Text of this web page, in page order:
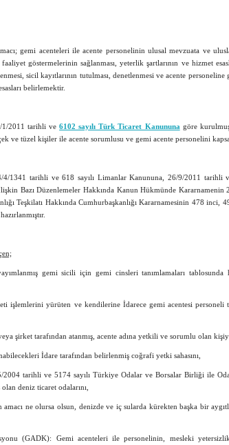
gemi acenteleri ile acente personelinin ulusal mevzuata ve
göstermelerinin sağlanması, yeterlik şartlarının ve hizmet
sicil kayıtlarının tutulması, denetlenmesi ve acente personeline
belirlemektir.
1/2011 tarihli ve6102 sayılı Türk Ticaret Kanununa göre
ve tüzel kişiler ile acente sorumlusu ve gemi acente personelini
1341 tarihli ve 618 sayılı Limanlar Kanununa, 26/9/2011 tarihli
İlişkin Bazı Düzenlemeler Hakkında Kanun Hükmünde Kararnamenin
Teşkilatı Hakkında Cumhurbaşkanlığı Kararnamesinin 478 inci,
gemi sicili için gemi cinsleri tanımlamaları tablosunda
işlemlerini yürüten ve kendilerine İdarece gemi acentesi personeli
şirket tarafından atanmış, acente adına yetkili ve sorumlu olan
İdare tarafından belirlenmiş coğrafi yetki sahasını,
2004 tarihli ve 5174 sayılı Türkiye Odalar ve Borsalar Birliği ile
deniz ticaret odalarını,
amacı ne olursa olsun, denizde ve iç sularda kürekten başka bir
(GADK): Gemi acenteleri ile personelinin, mesleki